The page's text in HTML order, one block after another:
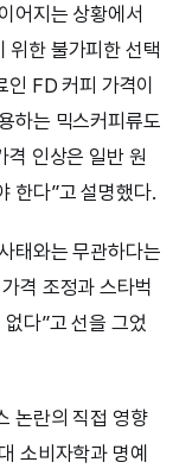
어지는 상황에서
위한 불가피한 선택
인 FD 커피 가격이
하는 믹스커피류도
격 인상은 일반 원
한다”고 설명했다.
태와는 무관하다는
격 조정과 스타벅
다”고 선을 그었
논란의 직접 영향
소비자학과 명예